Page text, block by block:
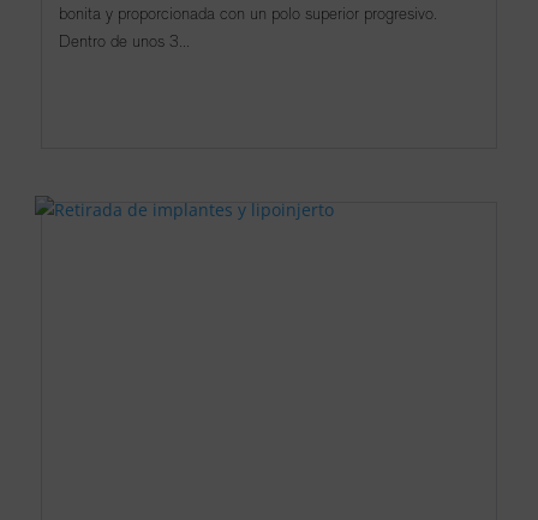
bonita y proporcionada con un polo superior progresivo.
Dentro de unos 3...